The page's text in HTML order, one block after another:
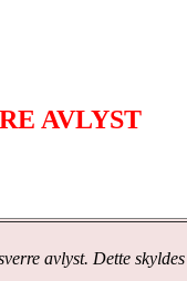
AVLYST
avlyst. Dette